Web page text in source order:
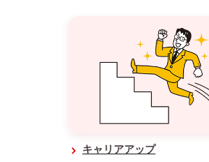
キャリアアップ